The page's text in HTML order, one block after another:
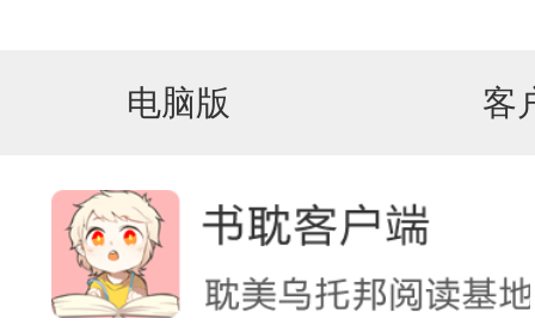
电脑版 客